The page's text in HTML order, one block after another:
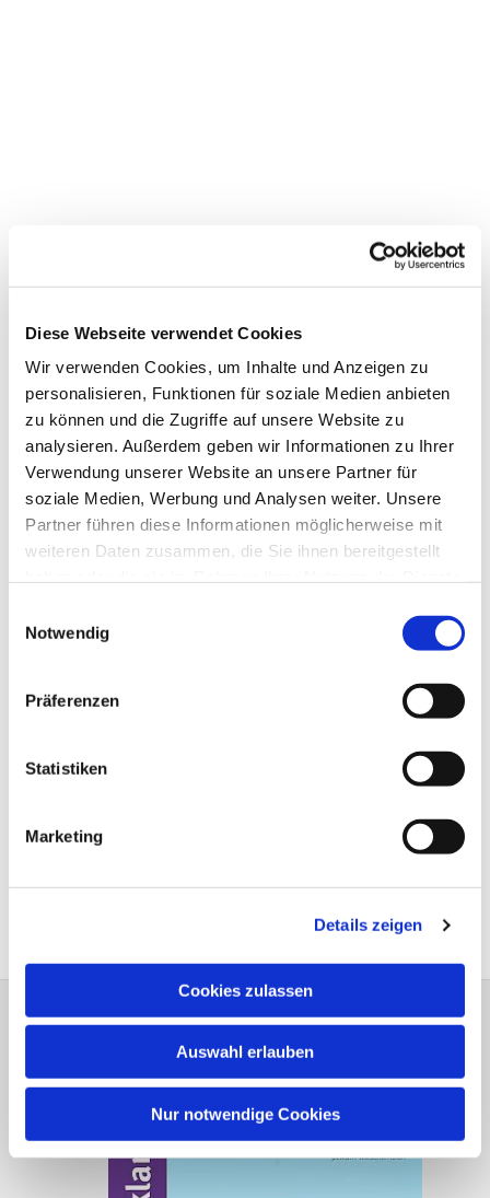
Diese Webseite verwendet Cookies
Wir verwenden Cookies, um Inhalte und Anzeigen zu
personalisieren, Funktionen für soziale Medien anbieten
zu können und die Zugriffe auf unsere Website zu
analysieren. Außerdem geben wir Informationen zu Ihrer
Verwendung unserer Website an unsere Partner für
soziale Medien, Werbung und Analysen weiter. Unsere
Partner führen diese Informationen möglicherweise mit
weiteren Daten zusammen, die Sie ihnen bereitgestellt
Notwendig
Präferenzen
Statistiken
Marketing
Details zeigen
Cookies zulassen
Auswahl erlauben
Nur notwendige Cookies
Dies könnte Sie auch
interessieren
Dreiklang Heft 1 - 2026